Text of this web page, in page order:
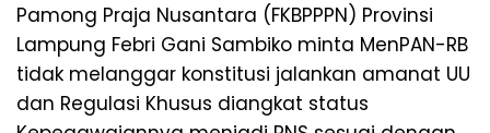
Pamong Praja Nusantara (FKBPPPN) Provinsi
Lampung Febri Gani Sambiko minta MenPAN-RB
tidak melanggar konstitusi jalankan amanat UU
dan Regulasi Khusus diangkat status